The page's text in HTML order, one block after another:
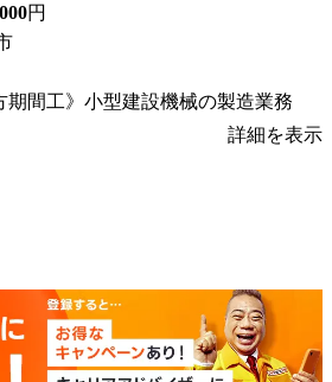
円
期間工》小型建設機械の製造業務
詳細を表示